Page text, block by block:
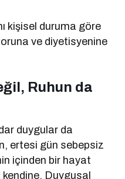
kişisel duruma göre
ve diyetisyenine
Ruhun da
duygular da
ertesi gün sebepsiz
içinden bir hayat
kendine. Duygusal